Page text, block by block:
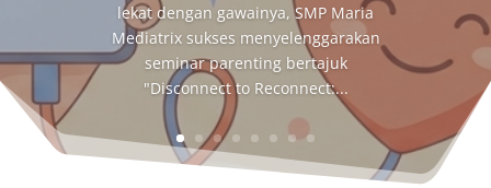
lekat dengan gawainya, SMP Maria
Mediatrix sukses menyelenggarakan
seminar parenting bertajuk
"Disconnect to Reconnect:...